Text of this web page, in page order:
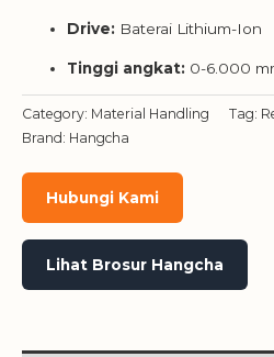
Drive: Baterai Lithium-Ion
Tinggi angkat: 0-6.000
Category: Material Handling Tag:
Brand: Hangcha
Hubungi Kami
Lihat Brosur Hangcha